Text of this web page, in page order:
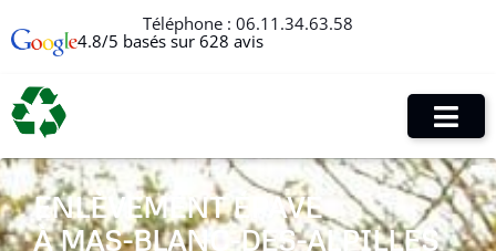
Téléphone : 06.11.34.63.58
4.8/5 basés sur 628 avis
ENLÈVEMENT ÉPAVE
À MAS-BLANC-DES-ALPILLES